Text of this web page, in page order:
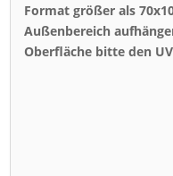
Format größer als
Außenbereich
Oberfläche bitte den